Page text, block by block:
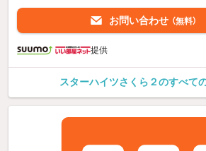
お問い合わせ （無料）
提供
スターハイツさくら２のすべて